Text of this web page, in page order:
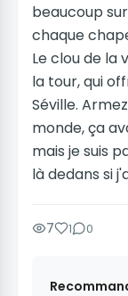
beaucoup
chaque
Le clou de la
la tour, qui
Séville.
monde, ça
mais je suis
là dedans si
7 1 0